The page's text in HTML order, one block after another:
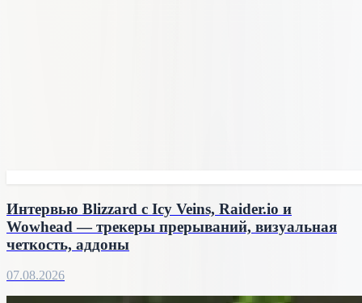
Интервью Blizzard с Icy Veins, Raider.io и
Wowhead — трекеры прерываний, визуальная
четкость, аддоны
07.08.2026